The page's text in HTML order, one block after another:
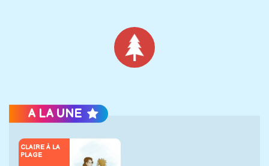
Noël
A LA UNE
CLAIRE À LA
PLAGE